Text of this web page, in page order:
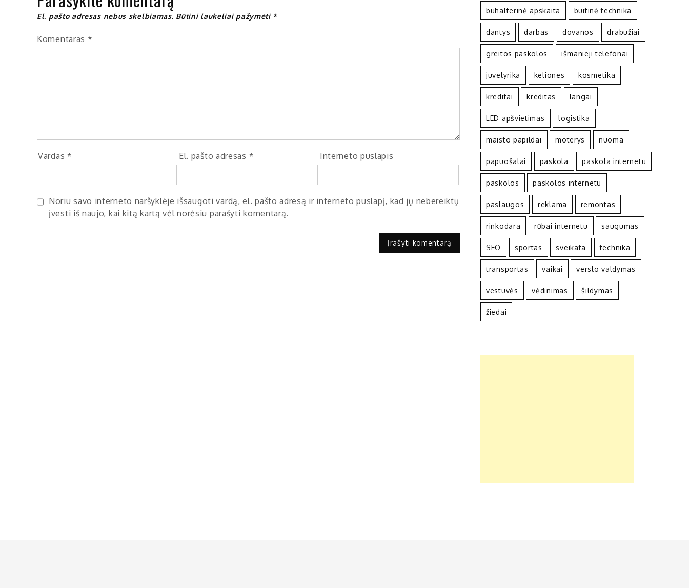
El. pašto adresas nebus skelbiamas. Būtini laukeliai pažymėti *
Komentaras *
Vardas * El. pašto adresas * Interneto puslapis
Noriu savo interneto naršyklėje išsaugoti vardą, el. pašto adresą ir interneto puslapį, kad jų nebereiktų
įvesti iš naujo, kai kitą kartą vėl norėsiu parašyti komentarą.
buhalterinė apskaita buitinė technika
dantys darbas dovanos drabužiai
greitos paskolos išmanieji telefonai
juvelyrika keliones kosmetika
kreditai kreditas langai
LED apšvietimas logistika
maisto papildai moterys nuoma
papuošalai paskola paskola internetu
paskolos paskolos internetu
paslaugos reklama remontas
rinkodara rūbai internetu saugumas
SEO sportas sveikata technika
transportas vaikai verslo valdymas
vestuvės vėdinimas šildymas
žiedai